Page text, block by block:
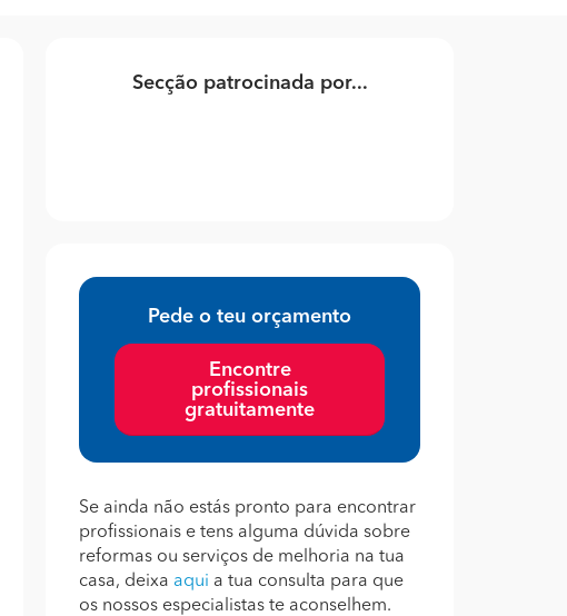
Secção patrocinada por...
Pede o teu orçamento
Encontre
profissionais
gratuitamente
Se ainda não estás pronto para encontrar
profissionais e tens alguma dúvida sobre
reformas ou serviços de melhoria na tua
casa, deixa aqui a tua consulta para que
os nossos especialistas te aconselhem.